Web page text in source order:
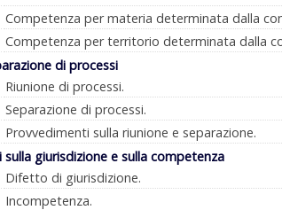
Competenza per materia determinata dalla
Competenza per territorio determinata dalla
di processi
Riunione di processi.
Separazione di processi.
Provvedimenti sulla riunione e separazione.
giurisdizione e sulla competenza
Difetto di giurisdizione.
Incompetenza.